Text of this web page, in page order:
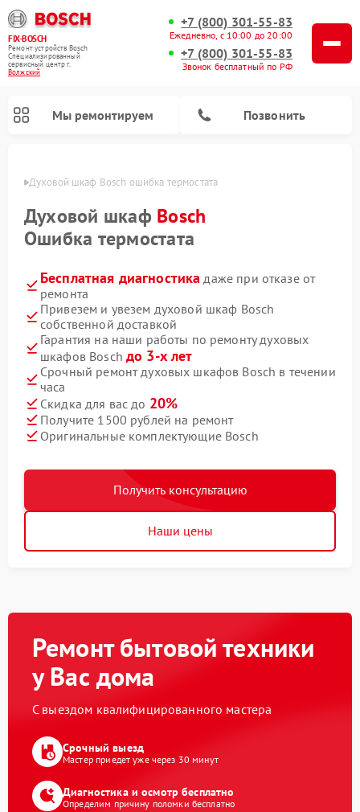
FIX-BOSCH
Ремонт устройств Bosch
Специализированный
cервисный центр г.
Волжский
+7 (800) 301-55-83
Ежедневно, с 10:00 до 20:00
+7 (800) 301-55-83
Звонок бесплатный по РФ
Мы ремонтируем Позвонить
Духовой шкаф Bosch ошибка термостата
Духовой шкаф Bosch
Ошибка термостата
Бесплатная диагностика даже при отказе от
ремонта
Привезем и увезем духовой шкаф Bosch
собственной доставкой
Гарантия на наши работы по ремонту духовых
шкафов Bosch до 3-х лет
Срочный ремонт духовых шкафов Bosch в течении
часа
Скидка для вас до 20%
Получите 1500 рублей на ремонт
Оригинальные комплектующие Bosch
Получить консультацию
Наши цены
Ремонт бытовой техники
у Вас дома
С выездом квалифицированного мастера
Срочный выезд
Мастер приедет уже через 30 минут
Диагностика и осмотр бесплатно
Определим причину поломки бесплатно